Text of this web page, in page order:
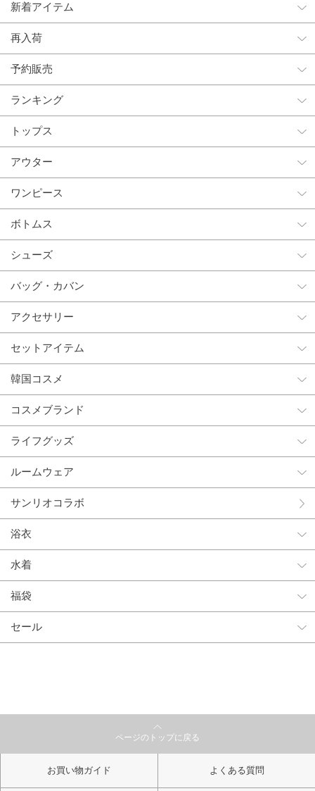
新着アイテム
再入荷
予約販売
ランキング
トップス
アウター
ワンピース
ボトムス
シューズ
バッグ・カバン
アクセサリー
セットアイテム
韓国コスメ
コスメブランド
ライフグッズ
ルームウェア
サンリオコラボ
浴衣
水着
福袋
セール
ページのトップに戻る
お買い物ガイド よくある質問